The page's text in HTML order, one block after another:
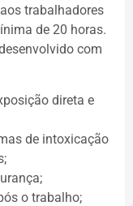
trabalhadores
de 20 horas.
com
direta e
de intoxicação
o trabalho;